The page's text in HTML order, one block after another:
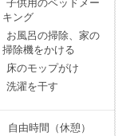
子供用のベッドメー
キング
お風呂の掃除、家の
掃除機をかける
床のモップがけ
洗濯を干す
自由時間（休憩）